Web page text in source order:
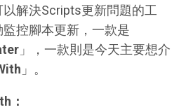
解決Scripts更新問題的工
控腳本更新，一款是
」，一款則是今天主要想介
」。
：